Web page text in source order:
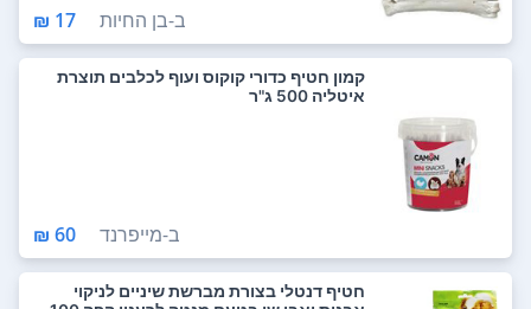
ב-בן החיות 17 ₪
קמון חטיף כדורי קוקוס ועוף לכלבים תוצרת
איטליה 500 ג"ר
ב-מייפרנד 60 ₪
חטיף דנטלי בצורת מברשת שיניים לניקוי